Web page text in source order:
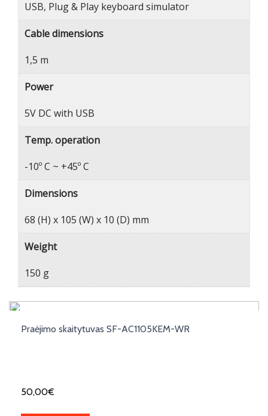
USB, Plug & Play keyboard simulator
Cable dimensions
1,5 m
Power
5V DC with USB
Temp. operation
-10º C ~ +45º C
Dimensions
68 (H) x 105 (W) x 10 (D) mm
Weight
150 g
Praėjimo skaitytuvas SF-AC1105KEM-WR
50,00€